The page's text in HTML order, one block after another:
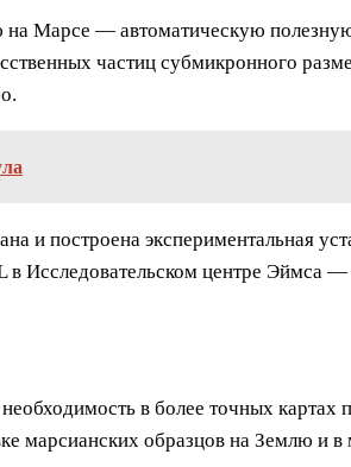
Марсе — автоматическую полезную
частиц субмикронного
и построена экспериментальная
в Исследовательском центре Эймса
в более точных картах
марсианских образцов на Землю и